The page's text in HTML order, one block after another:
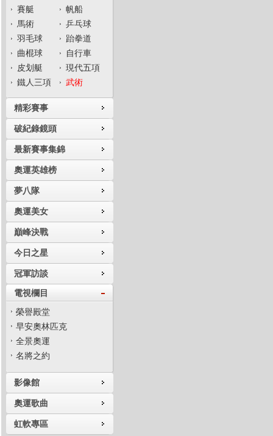
賽艇
帆船
馬術
乒乓球
羽毛球
跆拳道
曲棍球
自行車
皮划艇
現代五項
鐵人三項
武術
精彩賽事
破紀錄鏡頭
最新賽事集錦
奧運英雄榜
夢八隊
奧運美女
巔峰決戰
今日之星
冠軍訪談
電視欄目
榮譽殿堂
早安奧林匹克
全景奧運
名將之約
影像館
奧運歌曲
虹軟專區